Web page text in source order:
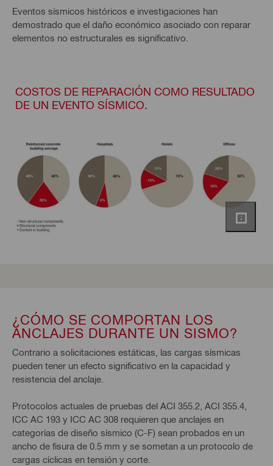
Eventos sísmicos históricos e investigaciones han
demostrado que el daño económico asociado con reparar
elementos no estructurales es significativo.
COSTOS DE REPARACIÓN COMO RESULTADO
DE UN EVENTO SÍSMICO.
¿CÓMO SE COMPORTAN LOS
ANCLAJES DURANTE UN SISMO?
Contrario a solicitaciones estáticas, las cargas sísmicas
pueden tener un efecto significativo en la capacidad y
resistencia del anclaje.
Protocolos actuales de pruebas del ACI 355.2, ACI 355.4,
ICC AC 193 y ICC AC 308 requieren que anclajes en
categorías de diseño sísmico (C-F) sean probados en un
ancho de fisura de 0.5 mm y se sometan a un protocolo de
cargas cíclicas en tensión y corte.